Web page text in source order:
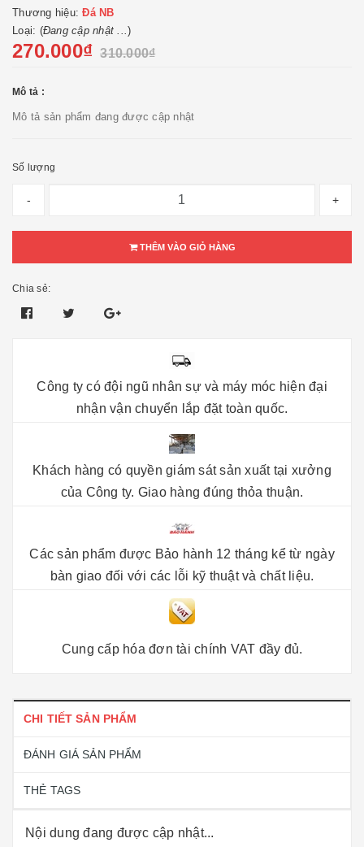
Thương hiệu:Đá NB
Loại: (Đang cập nhật ...)
270.000₫ 310.000₫
Mô tả :
Mô tả sản phẩm đang được cập nhật
Số lượng
- +
THÊM VÀO GIỎ HÀNG
Chia sẻ:
Công ty có đội ngũ nhân sự và máy móc hiện đại
nhận vận chuyển lắp đặt toàn quốc.
Khách hàng có quyền giám sát sản xuất tại xưởng
của Công ty. Giao hàng đúng thỏa thuận.
Các sản phẩm được Bảo hành 12 tháng kể từ ngày
bàn giao đối với các lỗi kỹ thuật và chất liệu.
Cung cấp hóa đơn tài chính VAT đầy đủ.
CHI TIẾT SẢN PHẨM
ĐÁNH GIÁ SẢN PHẨM
THẺ TAGS
Nội dung đang được cập nhật...